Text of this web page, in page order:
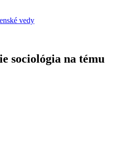
vedy
sociológia na tému